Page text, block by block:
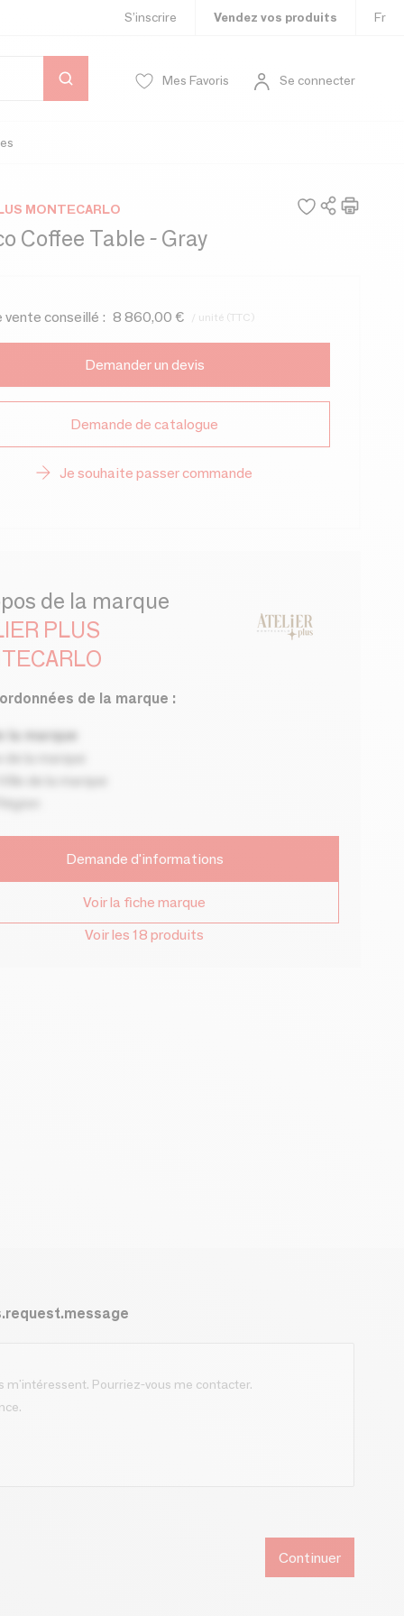
S’inscrire Vendez vos produits Fr
Mes Favoris Se connecter
MONTECARLO
Coffee Table - Gray
vente conseillé : 8 860,00 € / unité (TTC)
Demander un devis
Demande de catalogue
Je souhaite passer commande
de la marque
PLUS
de la marque :
la marque
Demande d'informations
Voir la fiche marque
Voir les 18 produits
Continuer